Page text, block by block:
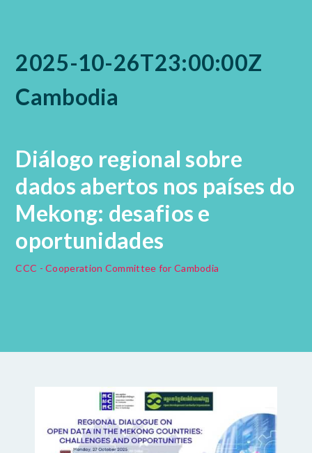
2025-10-26T23:00:00Z
Cambodia
Diálogo regional sobre
dados abertos nos países do
Mekong: desafios e
oportunidades
CCC - Cooperation Committee for Cambodia